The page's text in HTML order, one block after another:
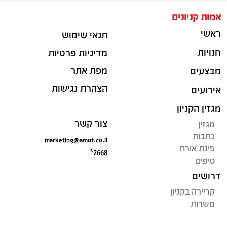
אמות קניונים
ראשי
חנויות
מבצעים
אירועים
מגזין הקניון
מגזין
כתבות
פינת אורח
טיפים
דרושים
קריירה בקניון
משרות
תנאי שימוש
מדיניות פרטיות
מפת אתר
הצהרת נגישות
צור קשר
marketing@amot.co.il
*2668